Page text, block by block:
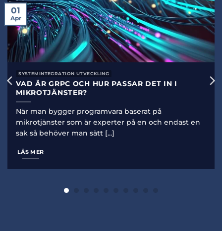
SYSTEMINTEGRATION UTVECKLING
VAD ÄR GRPC OCH HUR PASSAR DET IN I
MIKROTJÄNSTER?
När man bygger programvara baserat på
mikrotjänster som är experter på en och endast en
sak så behöver man sätt [...]
LÄS MER
01
Apr